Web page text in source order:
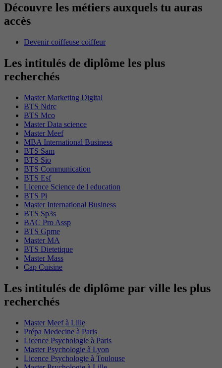
Découvre les métiers auxquels tu auras
accès
Devenir coiffeuse coiffeur
Les intitulés de diplôme les plus
recherchés
Master Marketing Digital
BTS Ndrc
BTS Mco
Master Data science
Master Meef
MBA International Business
BTS Sam
BTS Sio
BTS Communication
BTS Esf
Licence Science de l education
BTS Pi
Master International Business
BTS Sp3s
BAC Pro Assp
BTS Gpme
Master MA
BTS Dietetique
Master Mass
Cap Cuisine
Les intitulés de diplôme par ville les plus
recherchés
Master Meef à Lille
Prépa Medecine à Paris
Licence Psychologie à Paris
Master Psychologie à Lyon
Licence Psychologie à Toulouse